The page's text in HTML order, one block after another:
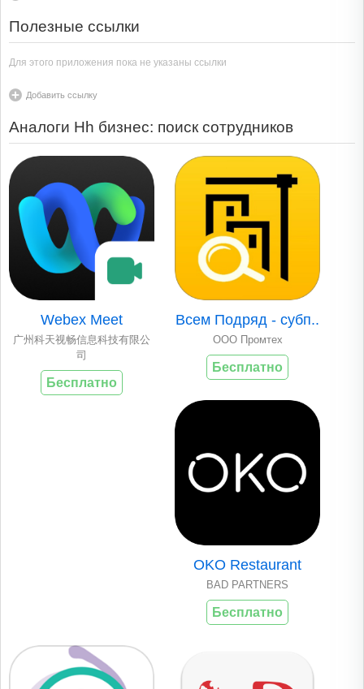
Полезные ссылки
Для этого приложения пока не указаны ссылки
Добавить ссылку
Аналоги Hh бизнес: поиск сотрудников
Webex Meet
广州科天视畅信息科技有限公
司
Бесплатно
Всем Подряд - субп..
OOO Промтех
Бесплатно
OKO Restaurant
BAD PARTNERS
Бесплатно